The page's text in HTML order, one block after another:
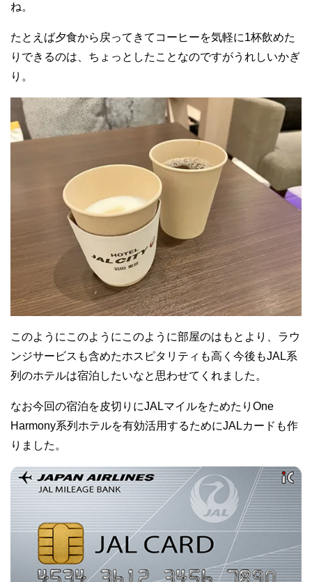
ね。
たとえば夕食から戻ってきてコーヒーを気軽に1杯飲めた
りできるのは、ちょっとしたことなのですがうれしいかぎ
り。
このようにこのようにこのように部屋のはもとより、ラウ
ンジサービスも含めたホスピタリティも高く今後もJAL系
列のホテルは宿泊したいなと思わせてくれました。
なお今回の宿泊を皮切りにJALマイルをためたりOne
Harmony系列ホテルを有効活用するためにJALカードも作
りました。